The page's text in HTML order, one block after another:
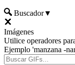
Buscador▼
Imágenes
Utilice operadores
Ejemplo 'manzana -